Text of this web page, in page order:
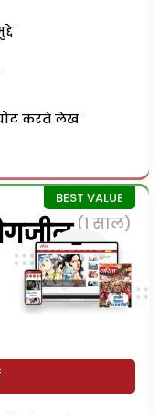
करते लेख
(1 साल)